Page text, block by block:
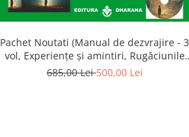
Pachet Noutati (Manual de dezvrajire - 3
vol, Experiențe și amintiri, Rugăciunile
Luceafarului de dimineata) - Marius
685,00 Lei500,00 Lei